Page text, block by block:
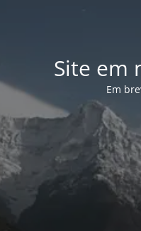
Site em
Em